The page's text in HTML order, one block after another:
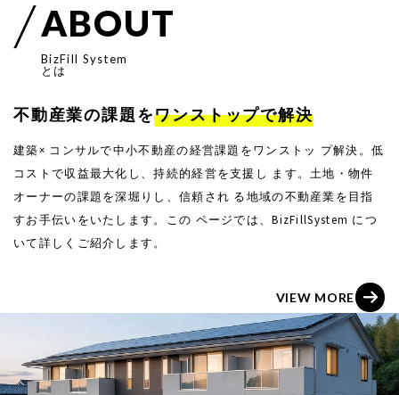
ABOUT
BizFill System
とは
不動産業の課題をワンストップで解決
建築× コンサルで中小不動産の経営課題をワンストッ プ解決。低
コストで収益最大化し、持続的経営を支援し ます。土地・物件
オーナーの課題を深堀りし、信頼され る地域の不動産業を目指
すお手伝いをいたします。この ページでは、BizFillSystem につ
いて詳しくご紹介します。
VIEW MORE